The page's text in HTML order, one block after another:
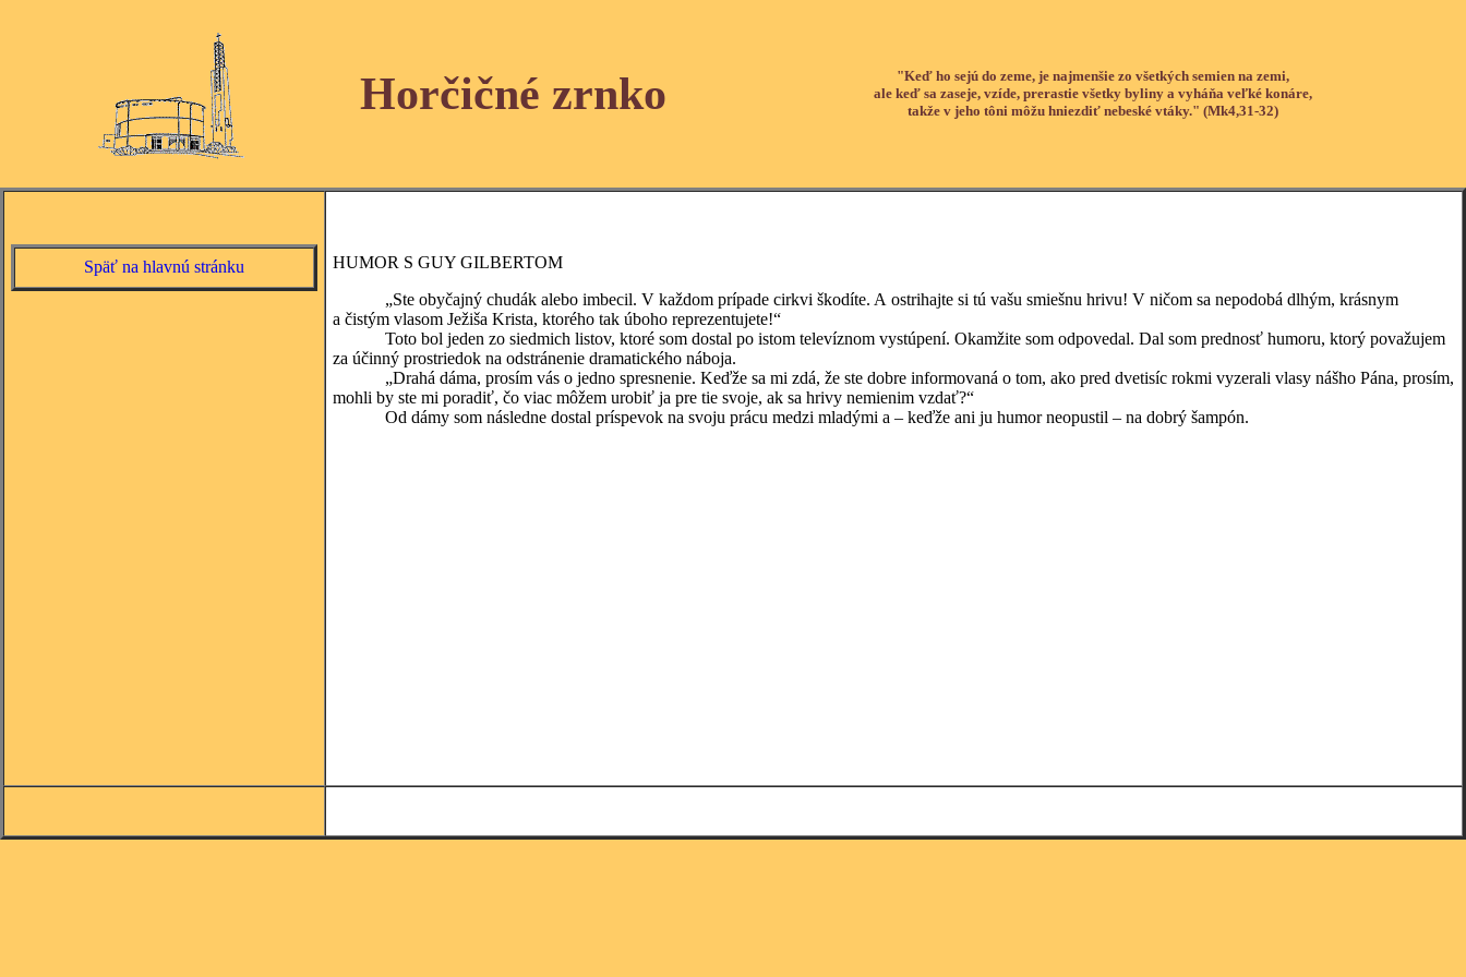
Horčičné zrnko
"Keď ho sejú do zeme, je najmenšie zo všetkých semien na zemi,
ale keď sa zaseje, vzíde, prerastie všetky byliny a vyháňa veľké konáre,
takže v jeho tôni môžu hniezdiť nebeské vtáky." (Mk4,31-32)
Späť na hlavnú stránku
HUMOR S GUY GILBERTOM
„Ste obyčajný chudák alebo imbecil. V každom prípade cirkvi škodíte. A ostrihajte si tú vašu smiešnu hrivu! V ničom sa nepodobá dlhým, krásnym
a čistým vlasom Ježiša Krista, ktorého tak úboho reprezentujete!“
Toto bol jeden zo siedmich listov, ktoré som dostal po istom televíznom vystúpení. Okamžite som odpovedal. Dal som prednosť humoru, ktorý považujem
za účinný prostriedok na odstránenie dramatického náboja.
„Drahá dáma, prosím vás o jedno spresnenie. Keďže sa mi zdá, že ste dobre informovaná o tom, ako pred dvetisíc rokmi vyzerali vlasy nášho Pána, prosím,
mohli by ste mi poradiť, čo viac môžem urobiť ja pre tie svoje, ak sa hrivy nemienim vzdať?“
Od dámy som následne dostal príspevok na svoju prácu medzi mladými a – keďže ani ju humor neopustil – na dobrý šampón.